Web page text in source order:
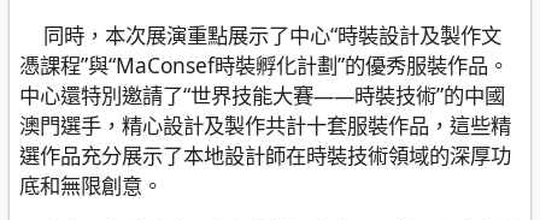
同時，本次展演重點展示了中心“時裝設計及製作文
憑課程”與“MaConsef時裝孵化計劃”的優秀服裝作品。
中心還特別邀請了“世界技能大賽——時裝技術”的中國
澳門選手，精心設計及製作共計十套服裝作品，這些精
選作品充分展示了本地設計師在時裝技術領域的深厚功
底和無限創意。